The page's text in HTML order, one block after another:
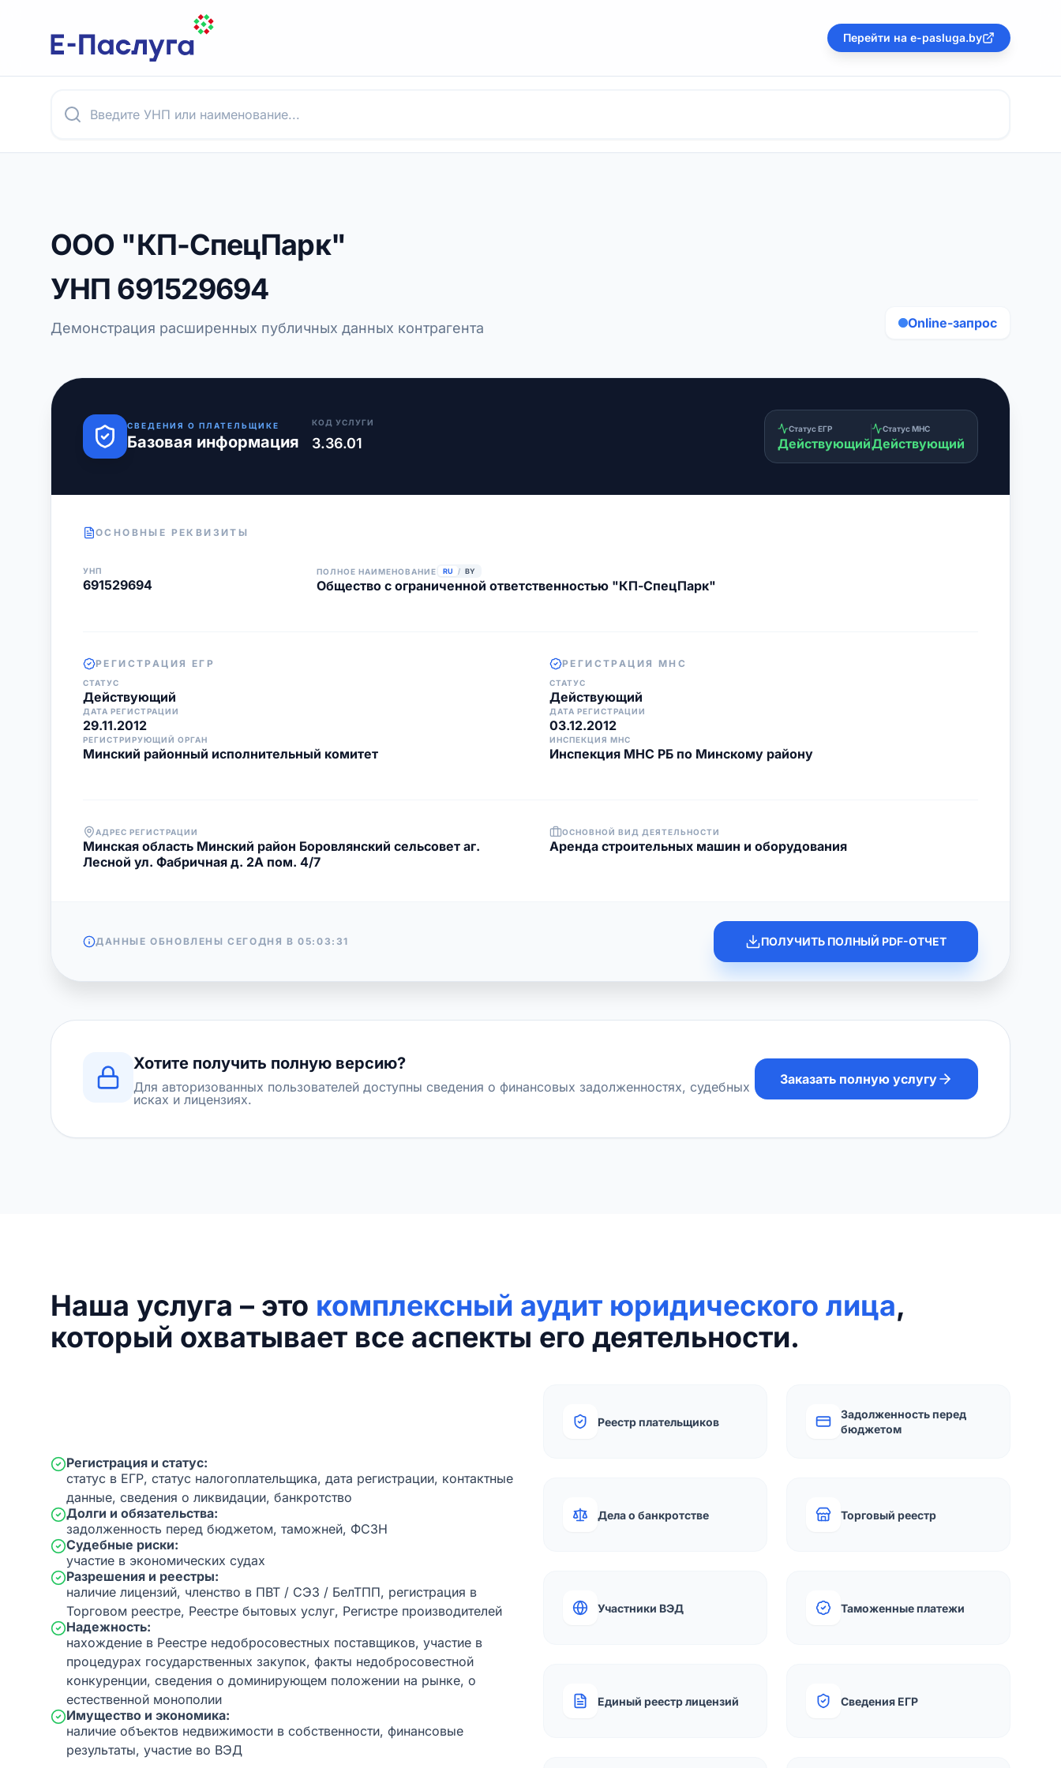
Перейти на e-pasluga.by
ООО "КП-СпецПарк"
УНП 691529694
Демонстрация расширенных публичных данных контрагента Online-запрос
СВЕДЕНИЯ О ПЛАТЕЛЬЩИКЕ
Базовая информация
КОД УСЛУГИ
3.36.01
Статус ЕГР
Действующий
Статус МНС
Действующий
ОСНОВНЫЕ РЕКВИЗИТЫ
УНП
691529694
ПОЛНОЕ НАИМЕНОВАНИЕ RU / BY
Общество с ограниченной ответственностью "КП-СпецПарк"
РЕГИСТРАЦИЯ ЕГР
СТАТУС
Действующий
ДАТА РЕГИСТРАЦИИ
29.11.2012
РЕГИСТРИРУЮЩИЙ ОРГАН
Минский районный исполнительный комитет
РЕГИСТРАЦИЯ МНС
СТАТУС
Действующий
ДАТА РЕГИСТРАЦИИ
03.12.2012
ИНСПЕКЦИЯ МНС
Инспекция МНС РБ по Минскому району
АДРЕС РЕГИСТРАЦИИ
Минская область Минский район Боровлянский сельсовет аг.
Лесной ул. Фабричная д. 2А пом. 4/7
ОСНОВНОЙ ВИД ДЕЯТЕЛЬНОСТИ
Аренда строительных машин и оборудования
ДАННЫЕ ОБНОВЛЕНЫ СЕГОДНЯ В05:03:31 ПОЛУЧИТЬ ПОЛНЫЙ PDF-ОТЧЕТ
Хотите получить полную версию?
Для авторизованных пользователей доступны сведения о финансовых задолженностях, судебных
исках и лицензиях.
Заказать полную услугу
Наша услуга – это комплексный аудит юридического лица,
который охватывает все аспекты его деятельности.
Регистрация и статус:
статус в ЕГР, статус налогоплательщика, дата регистрации, контактные
данные, сведения о ликвидации, банкротство
Долги и обязательства:
задолженность перед бюджетом, таможней, ФСЗН
Судебные риски:
участие в экономических судах
Разрешения и реестры:
наличие лицензий, членство в ПВТ / СЭЗ / БелТПП, регистрация в
Торговом реестре, Реестре бытовых услуг, Регистре производителей
Надежность:
нахождение в Реестре недобросовестных поставщиков, участие в
процедурах государственных закупок, факты недобросовестной
конкуренции, сведения о доминирующем положении на рынке, о
естественной монополии
Имущество и экономика:
наличие объектов недвижимости в собственности, финансовые
результаты, участие во ВЭД
Реестр плательщиков
Задолженность перед
бюджетом
Дела о банкротстве Торговый реестр
Участники ВЭД Таможенные платежи
Единый реестр лицензий Сведения ЕГР